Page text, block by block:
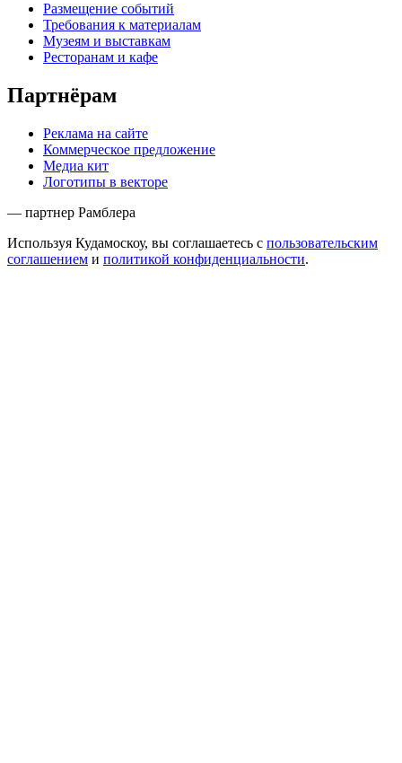
Размещение событий
Требования к материалам
Музеям и выставкам
Ресторанам и кафе
Партнёрам
Реклама на сайте
Коммерческое предложение
Медиа кит
Логотипы в векторе
— партнер Рамблера
Используя Кудамоскоу, вы соглашаетесь с пользовательским
соглашением и политикой конфиденциальности.